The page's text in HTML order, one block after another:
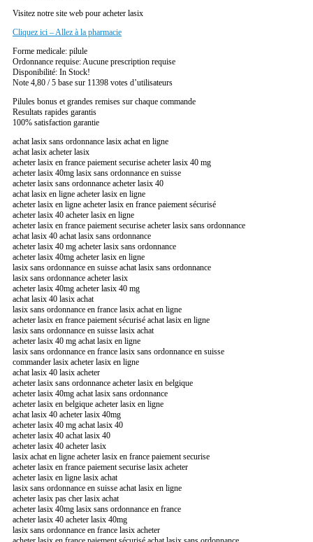
Visitez notre site web pour acheter lasix
Cliquez ici – Allez à la pharmacie
Forme medicale: pilule
Ordonnance requise: Aucune prescription requise
Disponibilité: In Stock!
Note 4,80 / 5 base sur 11398 votes d’utilisateurs
Pilules bonus et grandes remises sur chaque commande
Resultats rapides garantis
100% satisfaction garantie
achat lasix sans ordonnance lasix achat en ligne
achat lasix acheter lasix
acheter lasix en france paiement securise acheter lasix 40 mg
acheter lasix 40mg lasix sans ordonnance en suisse
acheter lasix sans ordonnance acheter lasix 40
achat lasix en ligne acheter lasix en ligne
acheter lasix en ligne acheter lasix en france paiement sécurisé
acheter lasix 40 acheter lasix en ligne
acheter lasix en france paiement securise acheter lasix sans ordonnance
achat lasix 40 achat lasix sans ordonnance
acheter lasix 40 mg acheter lasix sans ordonnance
acheter lasix 40mg acheter lasix en ligne
lasix sans ordonnance en suisse achat lasix sans ordonnance
lasix sans ordonnance acheter lasix
acheter lasix 40mg acheter lasix 40 mg
achat lasix 40 lasix achat
lasix sans ordonnance en france lasix achat en ligne
acheter lasix en france paiement sécurisé achat lasix en ligne
lasix sans ordonnance en suisse lasix achat
acheter lasix 40 mg achat lasix en ligne
lasix sans ordonnance en france lasix sans ordonnance en suisse
commander lasix acheter lasix en ligne
achat lasix 40 lasix acheter
acheter lasix sans ordonnance acheter lasix en belgique
acheter lasix 40mg achat lasix sans ordonnance
acheter lasix en belgique acheter lasix en ligne
achat lasix 40 acheter lasix 40mg
acheter lasix 40 mg achat lasix 40
acheter lasix 40 achat lasix 40
acheter lasix 40 acheter lasix
lasix achat en ligne acheter lasix en france paiement securise
acheter lasix en france paiement securise lasix acheter
acheter lasix en ligne lasix achat
lasix sans ordonnance en suisse achat lasix en ligne
acheter lasix pas cher lasix achat
acheter lasix 40mg lasix sans ordonnance en france
acheter lasix 40 acheter lasix 40mg
lasix sans ordonnance en france lasix acheter